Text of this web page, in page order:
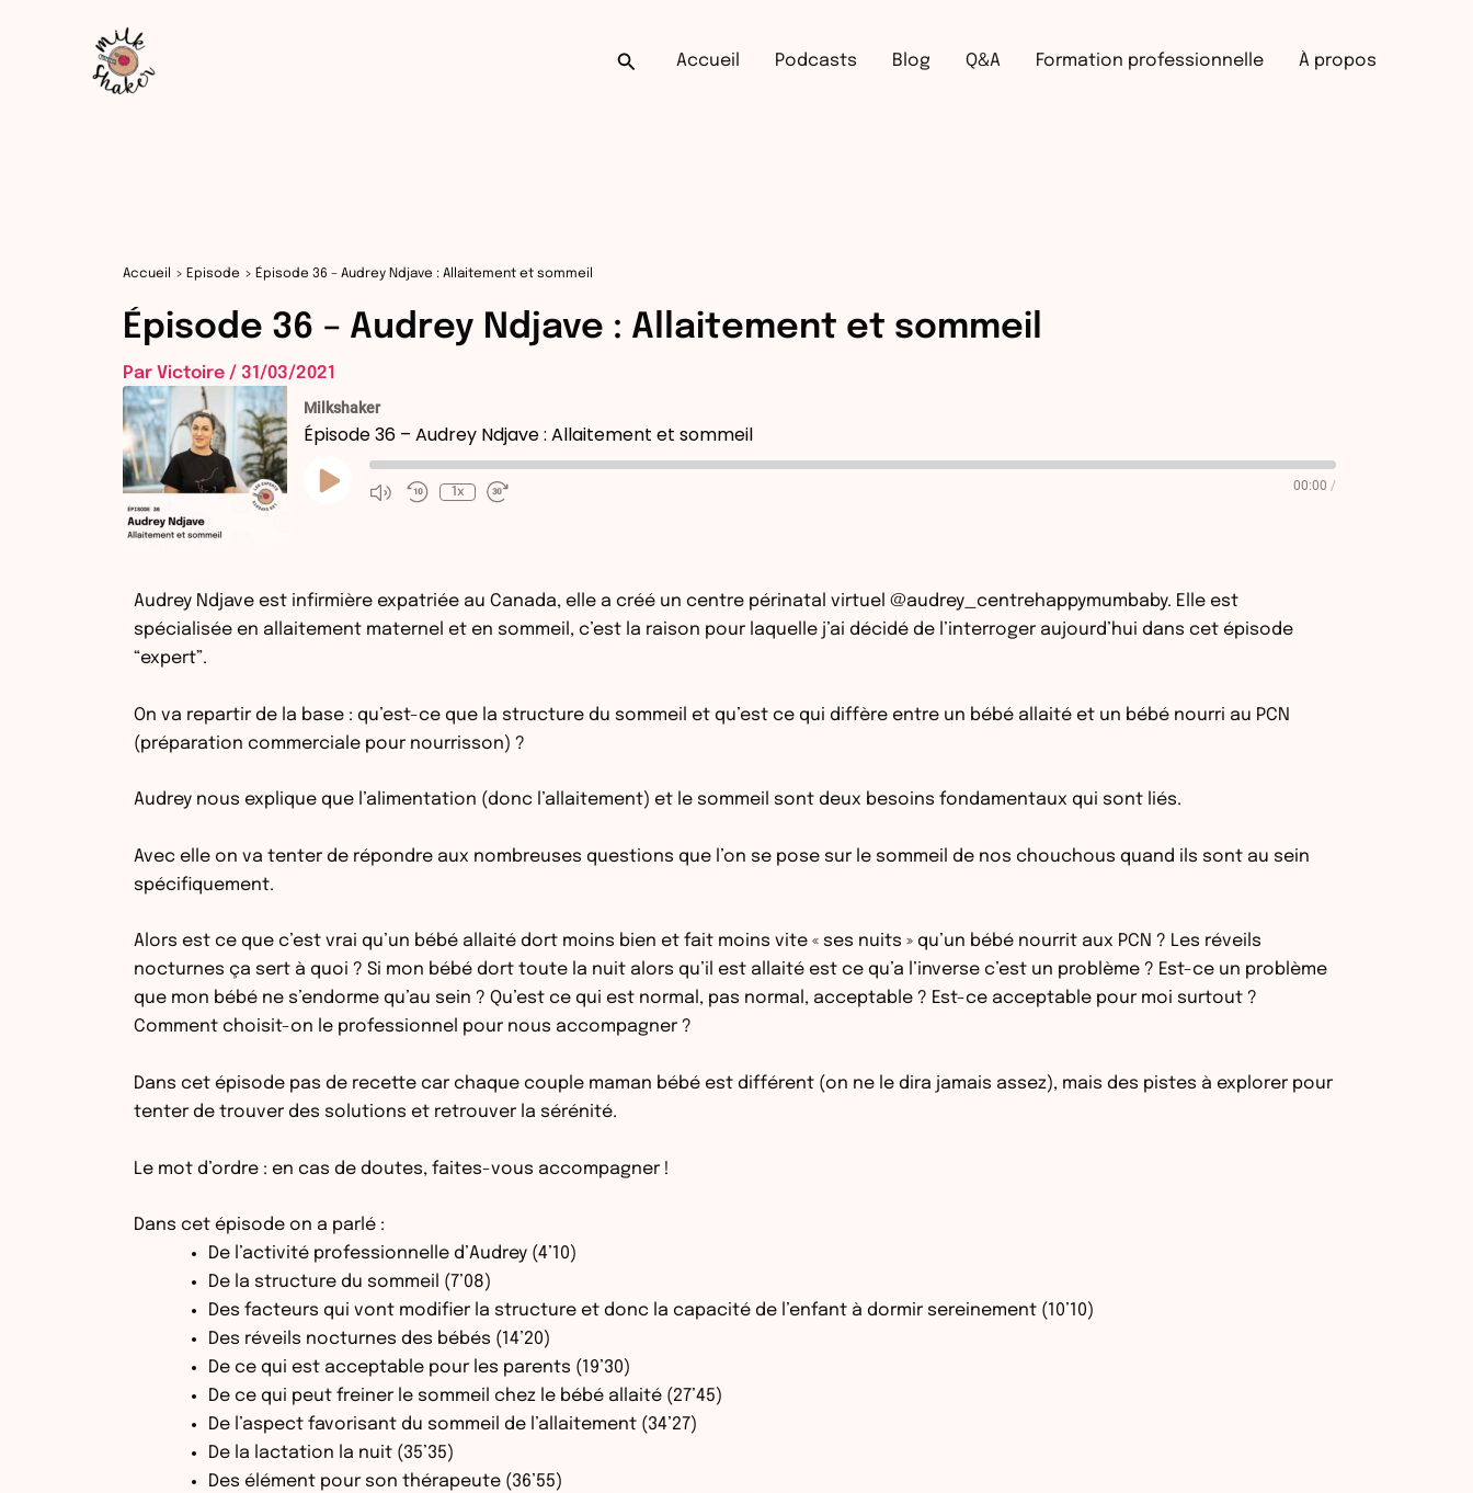
Rechercher
Accueil Podcasts Blog Q&A Formation professionnelle À propos
Accueil Episode Épisode 36 – Audrey Ndjave : Allaitement et sommeil
Épisode 36 – Audrey Ndjave : Allaitement et sommeil
Par Victoire / 31/03/2021
Milkshaker
Épisode 36 – Audrey Ndjave : Allaitement et sommeil
Episode
1x 00:00 /
Audrey Ndjave est infirmière expatriée au Canada, elle a créé un centre périnatal virtuel @audrey_centrehappymumbaby. Elle est
spécialisée en allaitement maternel et en sommeil, c’est la raison pour laquelle j’ai décidé de l’interroger aujourd’hui dans cet épisode
“expert”.
On va repartir de la base : qu’est-ce que la structure du sommeil et qu’est ce qui diffère entre un bébé allaité et un bébé nourri au PCN
(préparation commerciale pour nourrisson) ?
Audrey nous explique que l’alimentation (donc l’allaitement) et le sommeil sont deux besoins fondamentaux qui sont liés.
Avec elle on va tenter de répondre aux nombreuses questions que l’on se pose sur le sommeil de nos chouchous quand ils sont au sein
spécifiquement.
Alors est ce que c’est vrai qu’un bébé allaité dort moins bien et fait moins vite « ses nuits » qu’un bébé nourrit aux PCN ? Les réveils
nocturnes ça sert à quoi ? Si mon bébé dort toute la nuit alors qu’il est allaité est ce qu’a l’inverse c’est un problème ? Est-ce un problème
que mon bébé ne s’endorme qu’au sein ? Qu’est ce qui est normal, pas normal, acceptable ? Est-ce acceptable pour moi surtout ?
Comment choisit-on le professionnel pour nous accompagner ?
Dans cet épisode pas de recette car chaque couple maman bébé est différent (on ne le dira jamais assez), mais des pistes à explorer pour
tenter de trouver des solutions et retrouver la sérénité.
Le mot d’ordre : en cas de doutes, faites-vous accompagner !
Dans cet épisode on a parlé :
De l’activité professionnelle d’Audrey (4’10)
De la structure du sommeil (7’08)
Des facteurs qui vont modifier la structure et donc la capacité de l’enfant à dormir sereinement (10’10)
Des réveils nocturnes des bébés (14’20)
De ce qui est acceptable pour les parents (19’30)
De ce qui peut freiner le sommeil chez le bébé allaité (27’45)
De l’aspect favorisant du sommeil de l’allaitement (34’27)
De la lactation la nuit (35’35)
Des élément pour son thérapeute (36’55)